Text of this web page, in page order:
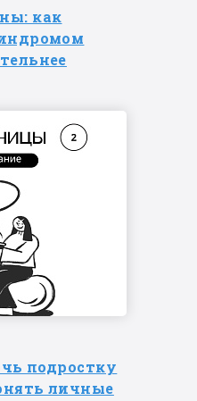
как
подростку
личные